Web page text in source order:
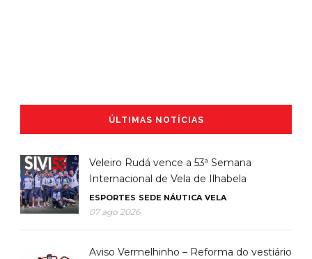
ÚLTIMAS NOTÍCIAS
Veleiro Rudá vence a 53ª Semana
Internacional de Vela de Ilhabela
ESPORTES SEDE NÁUTICA VELA
07 ago 2026
Aviso Vermelhinho – Reforma do vestiário